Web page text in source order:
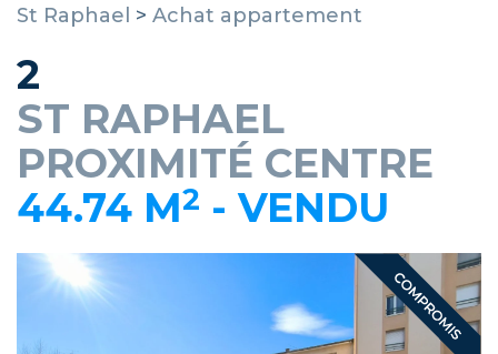
St Raphael > Achat appartement
2
ST RAPHAEL
PROXIMITÉ CENTRE
44.74 M2 -VENDU